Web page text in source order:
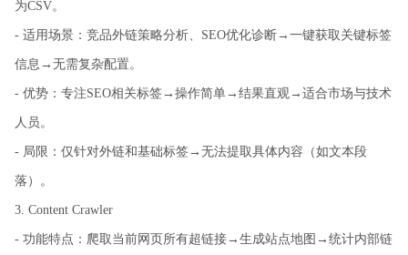
为CSV。
- 适用场景：竞品外链策略分析、SEO优化诊断→一键获取关键标签
信息→无需复杂配置。
- 优势：专注SEO相关标签→操作简单→结果直观→适合市场与技术
人员。
- 局限：仅针对外链和基础标签→无法提取具体内容（如文本段
落）。
3. Content Crawler
- 功能特点：爬取当前网页所有超链接→生成站点地图→统计内部链